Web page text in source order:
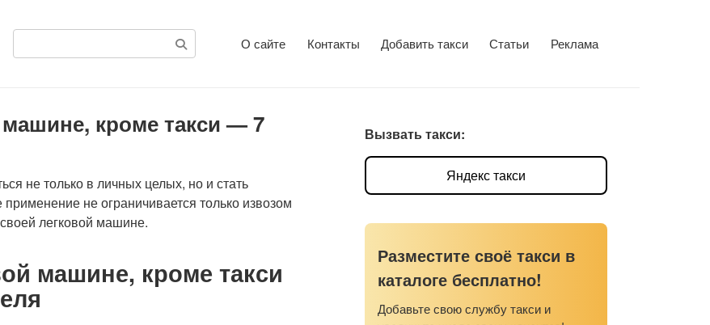
Поиск: О сайте Контакты Добавить такси Статьи Реклама
кроме такси — 7
не только в личных целых, но и стать
не ограничивается только извозом
легковой машине.
машине, кроме такси
Вызвать такси:
Яндекс такси
Разместите своё такси в
каталоге бесплатно!
Добавьте свою службу такси и